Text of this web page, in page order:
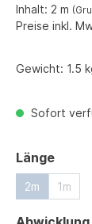
Inhalt: 2 m
Preise inkl.
Gewicht: 1.5
Sofort
Länge
2m 1m